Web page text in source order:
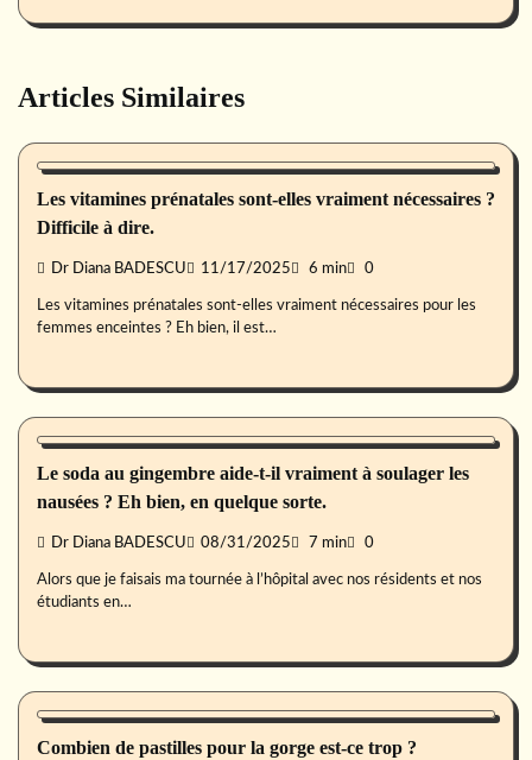
Articles Similaires
Famille
Les vitamines prénatales sont-elles vraiment nécessaires ?
Difficile à dire.
Dr Diana BADESCU 11/17/2025 6 min 0
Les vitamines prénatales sont-elles vraiment nécessaires pour les
femmes enceintes ? Eh bien, il est…
Famille
Le soda au gingembre aide-t-il vraiment à soulager les
nausées ? Eh bien, en quelque sorte.
Dr Diana BADESCU 08/31/2025 7 min 0
Alors que je faisais ma tournée à l’hôpital avec nos résidents et nos
étudiants en…
Famille
Combien de pastilles pour la gorge est-ce trop ?